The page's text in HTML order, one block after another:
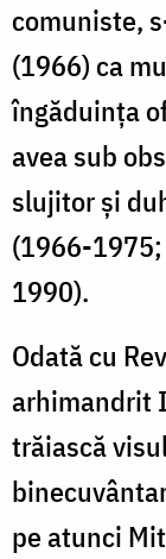
comuniste,
(1966) ca
îngăduinţa
avea sub
slujitor şi
(1966-
1990).
Odată cu
arhimandrit
trăiască
pe atunci